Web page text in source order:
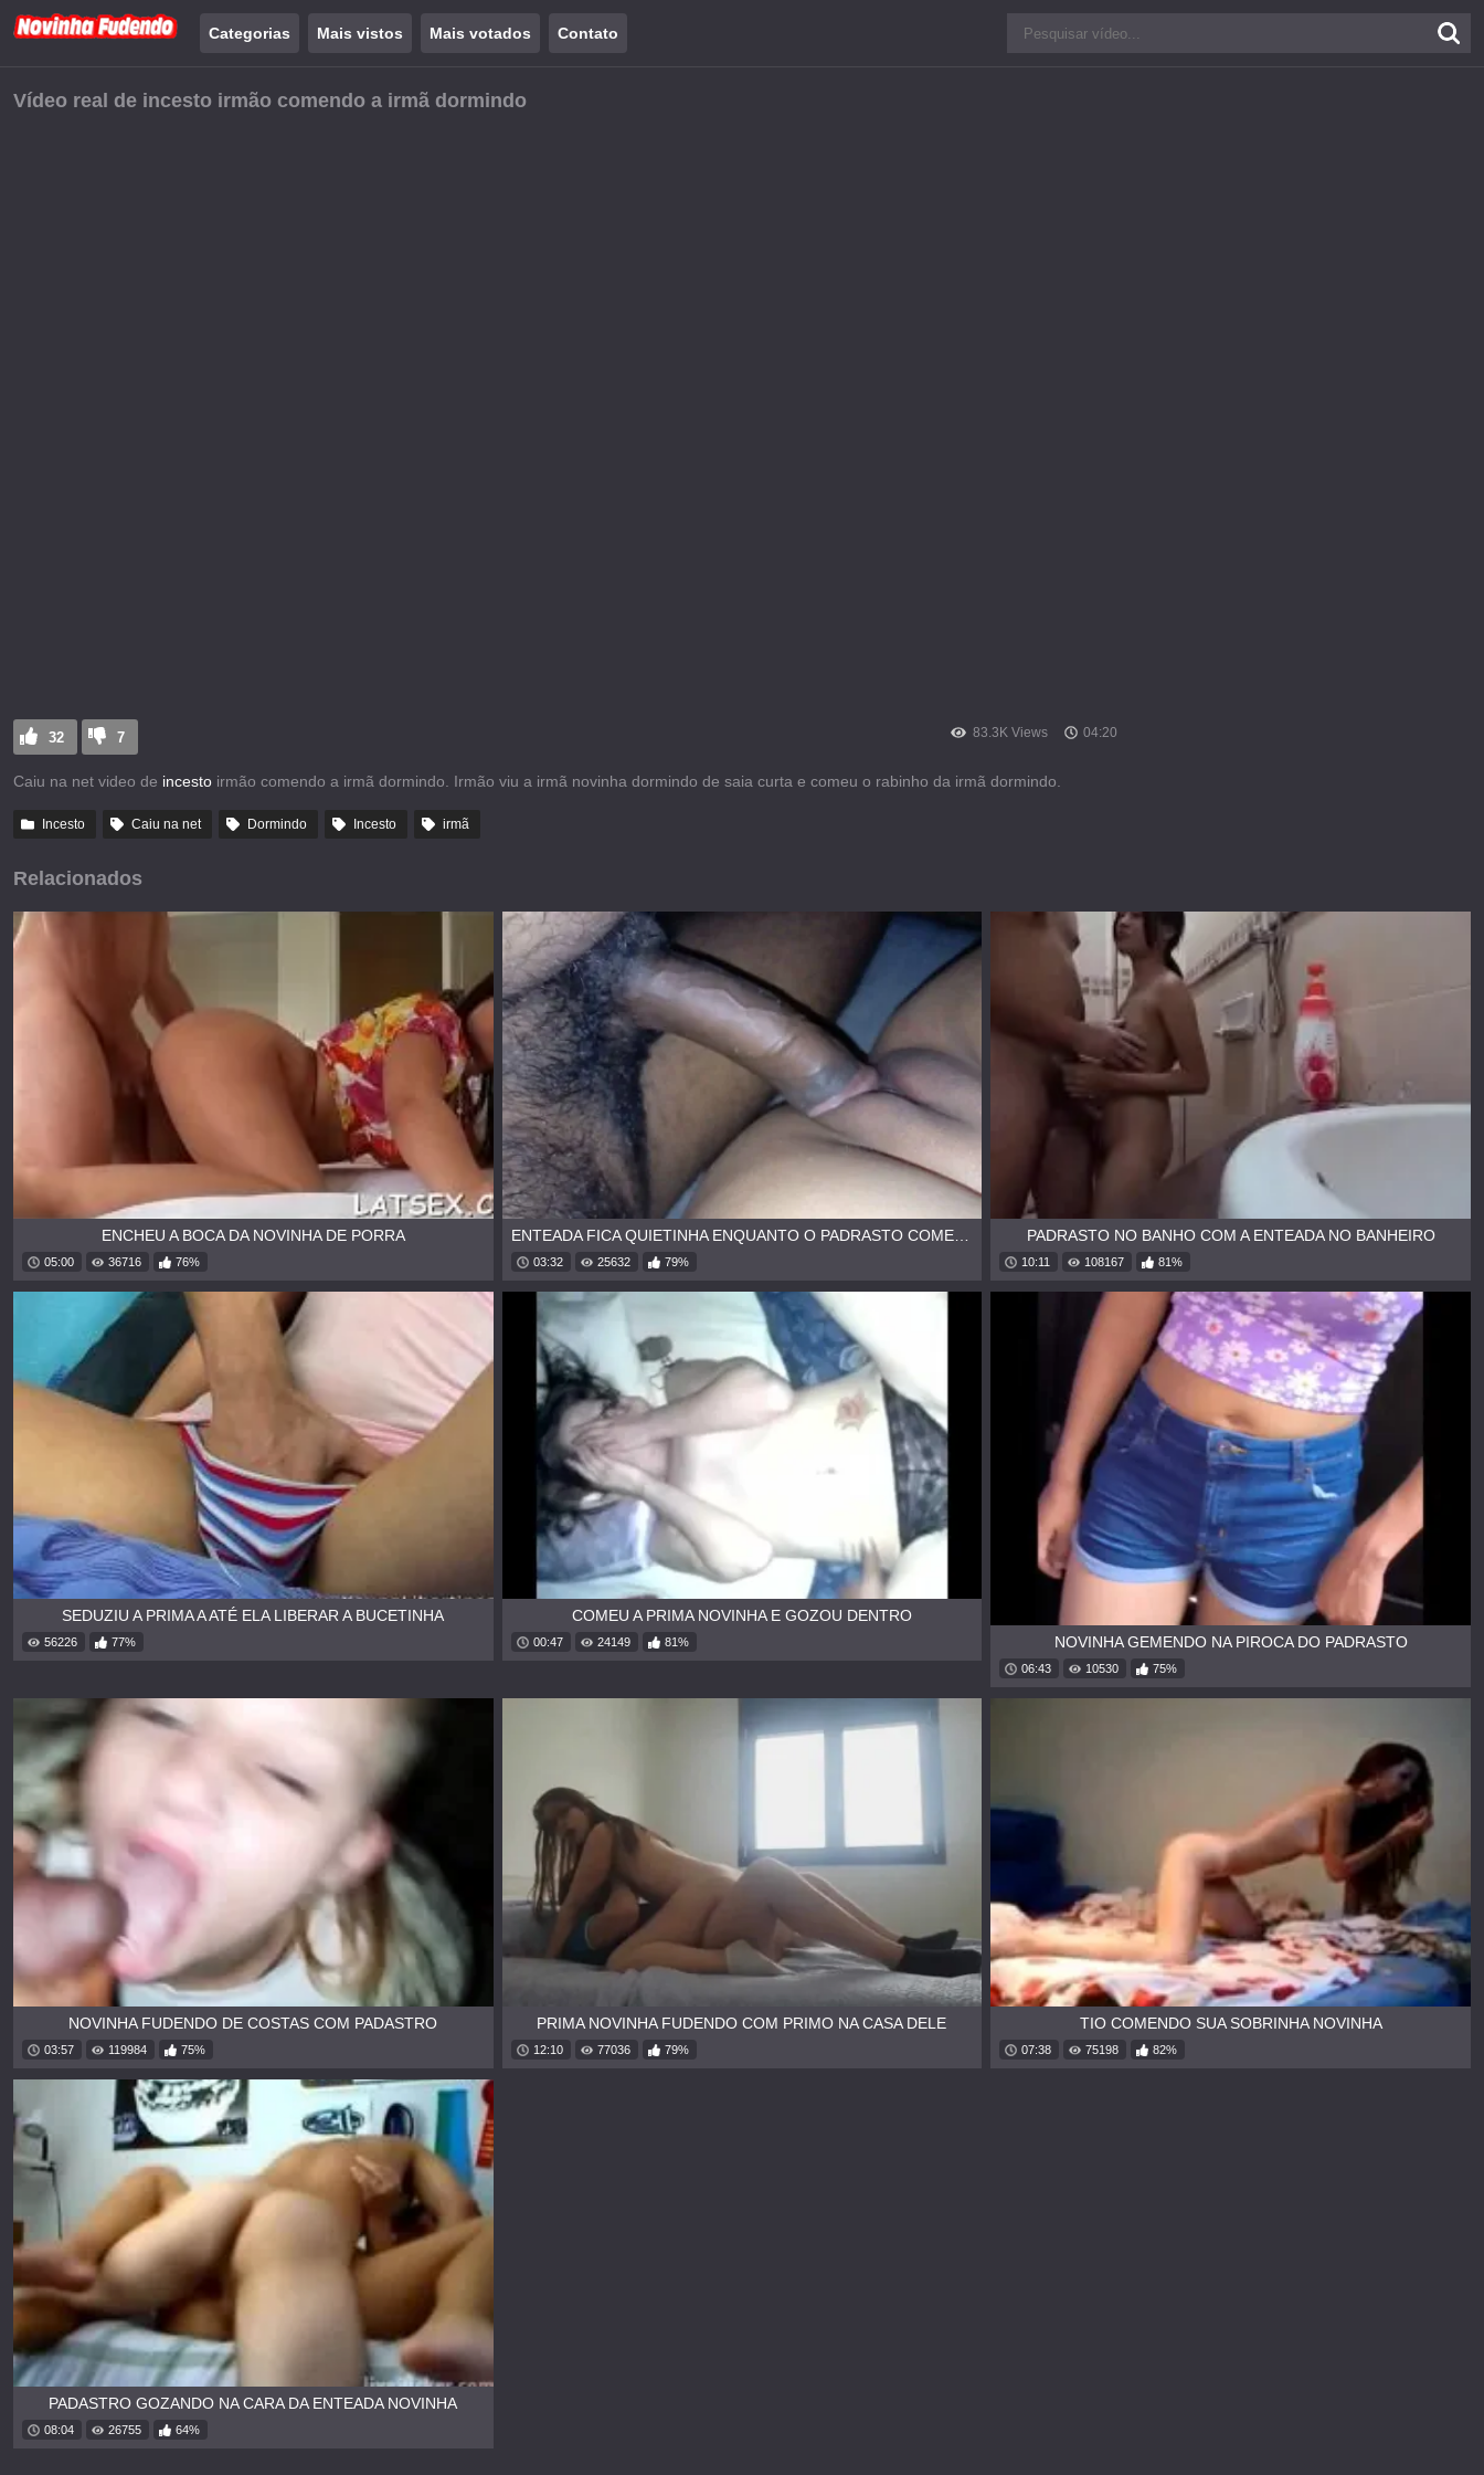
Categorias Mais vistos Mais votados Contato
Vídeo real de incesto irmão comendo a irmã dormindo
32 7 83.3K Views 04:20
Caiu na net video de incesto irmão comendo a irmã dormindo. Irmão viu a irmã novinha dormindo de saia curta e comeu o rabinho da irmã dormindo.
Incesto Caiu na net Dormindo Incesto irmã
Relacionados
ENCHEU A BOCA DA NOVINHA DE PORRA
05:00 36716 76%
ENTEADA FICA QUIETINHA ENQUANTO O PADRASTO COME ELA
03:32 25632 79%
PADRASTO NO BANHO COM A ENTEADA NO BANHEIRO
10:11 108167 81%
SEDUZIU A PRIMA A ATÉ ELA LIBERAR A BUCETINHA
56226 77%
COMEU A PRIMA NOVINHA E GOZOU DENTRO
00:47 24149 81%
NOVINHA GEMENDO NA PIROCA DO PADRASTO
06:43 10530 75%
NOVINHA FUDENDO DE COSTAS COM PADASTRO
03:57 119984 75%
PRIMA NOVINHA FUDENDO COM PRIMO NA CASA DELE
12:10 77036 79%
TIO COMENDO SUA SOBRINHA NOVINHA
07:38 75198 82%
PADASTRO GOZANDO NA CARA DA ENTEADA NOVINHA
08:04 26755 64%